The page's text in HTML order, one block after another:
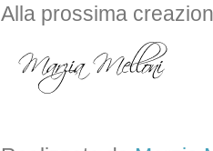
Alla prossima